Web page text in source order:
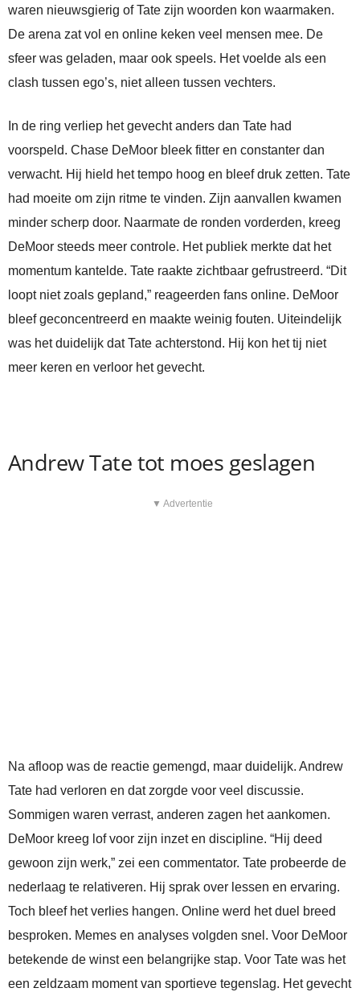
waren nieuwsgierig of Tate zijn woorden kon waarmaken.
De arena zat vol en online keken veel mensen mee. De
sfeer was geladen, maar ook speels. Het voelde als een
clash tussen ego’s, niet alleen tussen vechters.
In de ring verliep het gevecht anders dan Tate had
voorspeld. Chase DeMoor bleek fitter en constanter dan
verwacht. Hij hield het tempo hoog en bleef druk zetten. Tate
had moeite om zijn ritme te vinden. Zijn aanvallen kwamen
minder scherp door. Naarmate de ronden vorderden, kreeg
DeMoor steeds meer controle. Het publiek merkte dat het
momentum kantelde. Tate raakte zichtbaar gefrustreerd. “Dit
loopt niet zoals gepland,” reageerden fans online. DeMoor
bleef geconcentreerd en maakte weinig fouten. Uiteindelijk
was het duidelijk dat Tate achterstond. Hij kon het tij niet
meer keren en verloor het gevecht.
Andrew Tate tot moes geslagen
▼ Advertentie
Na afloop was de reactie gemengd, maar duidelijk. Andrew
Tate had verloren en dat zorgde voor veel discussie.
Sommigen waren verrast, anderen zagen het aankomen.
DeMoor kreeg lof voor zijn inzet en discipline. “Hij deed
gewoon zijn werk,” zei een commentator. Tate probeerde de
nederlaag te relativeren. Hij sprak over lessen en ervaring.
Toch bleef het verlies hangen. Online werd het duel breed
besproken. Memes en analyses volgden snel. Voor DeMoor
betekende de winst een belangrijke stap. Voor Tate was het
een zeldzaam moment van sportieve tegenslag. Het gevecht